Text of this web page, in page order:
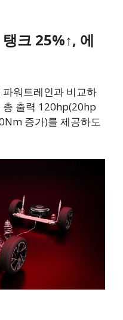
크 25%↑, 에
워트레인과 비교하
총 출력 120hp(20hp
증가)를 제공하도